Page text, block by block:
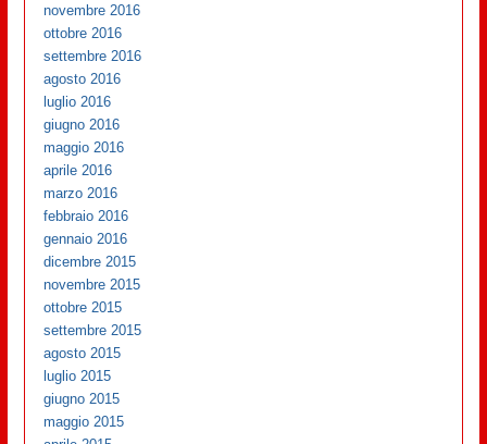
novembre 2016
ottobre 2016
settembre 2016
agosto 2016
luglio 2016
giugno 2016
maggio 2016
aprile 2016
marzo 2016
febbraio 2016
gennaio 2016
dicembre 2015
novembre 2015
ottobre 2015
settembre 2015
agosto 2015
luglio 2015
giugno 2015
maggio 2015